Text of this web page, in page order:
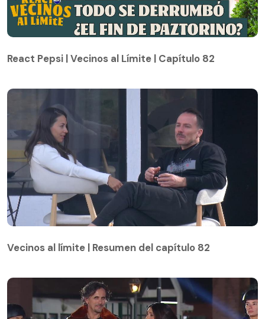
React Pepsi | Vecinos al Límite | Capítulo 82
Vecinos al límite | Resumen del capítulo 82